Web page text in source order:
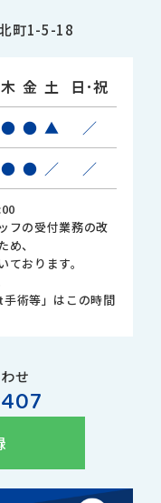
町1-5-18
木 金 土
日･祝
● ● ▲
／
● ● ／ ／
フの受付業務の改
、
おります。
術等」はこの時間
せ